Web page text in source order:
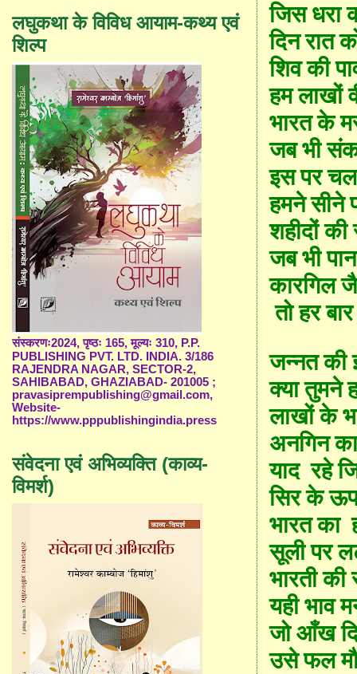
जिस धरा
दिन रात
शिव की
हम लाखों
भारत के
जब भी
इस पर
हमने सीने
शहीदों की
जब भी
कारगिल
तोहर
जन्नत की
क्या तुमने
लाखों के
अनगिन
याद रहे
सिर के
भारत का
सूलीपर
भारती
यही भाव
जोआँख
उसे फल
लघुकथा के विविध आयाम-कथ्य एवं
शिल्प
संस्करणः2024, पृष्ठः 165, मूल्यः 310, P.P.
PUBLISHING PVT. LTD. INDIA. 3/186
RAJENDRA NAGAR, SECTOR-2,
SAHIBABAD, GHAZIABAD- 201005 ;
pravasiprempublishing@gmail.com,
Website-
https://www.pppublishingindia.press
संवेदना एवं अभिव्यक्ति (काव्य-
विमर्श)